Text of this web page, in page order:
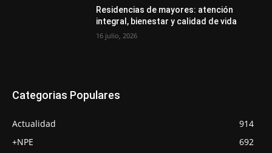
Residencias de mayores: atención
integral, bienestar y calidad de vida
16 julio, 2026
Categorias Populares
Actualidad
914
+NPE
692